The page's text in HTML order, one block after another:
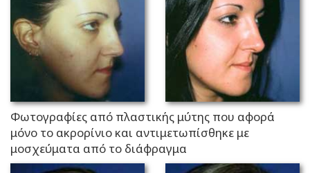
Φωτογραφίες από πλαστικής μύτης που αφορά
μόνο το ακρορίνιο και αντιμετωπίσθηκε με
μοσχεύματα από το διάφραγμα